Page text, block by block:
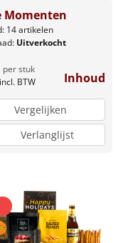
Momenten
14 artikelen
Uitverkocht
per stuk
incl. BTW Inhoud
Vergelijken
Verlanglijst